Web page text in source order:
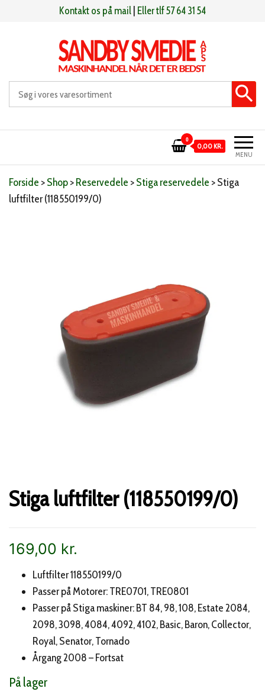
Kontakt os på mail Eller tlf 57 64 31 54
Sandby smeden Maskinhandel når det er bedst
MENU
0
0,00 KR.
Forside >Shop>Reservedele >Stiga reservedele >Stiga
luftfilter (118550199/0)
Stiga luftfilter (118550199/0)
169,00 kr.
Luftfilter 118550199/0
Passer på Motorer: TRE0701, TRE0801
Passer på Stiga maskiner: BT 84, 98, 108, Estate 2084,
2098, 3098, 4084, 4092, 4102, Basic, Baron, Collector,
Royal, Senator, Tornado
Årgang 2008 – Fortsat
På lager